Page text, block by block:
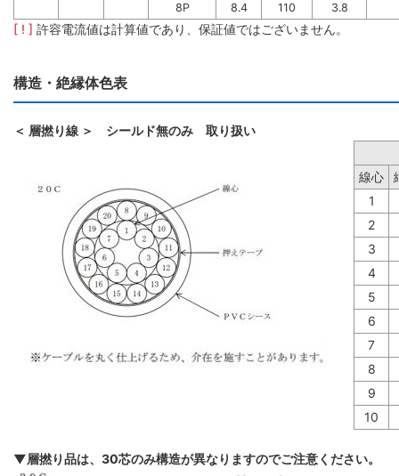
8P
8.4 110 3.8
[ ! ] 許容電流値は計算値であり、保証値ではございません。
構造・絶縁体色表
＜ 層撚り線 ＞ シールド無のみ 取り扱い
線心
1
2
3
4
5
6
7
8
9
10
▼層撚り品は、30芯のみ構造が異なりますのでご注意ください。